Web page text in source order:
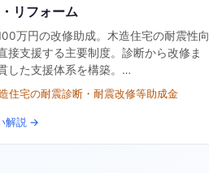
リフォーム
万円の改修助成。木造住宅の耐震性向
接支援する主要制度。診断から改修ま
した支援体系を構築。…
住宅の耐震診断・耐震改修等助成金
解説 →